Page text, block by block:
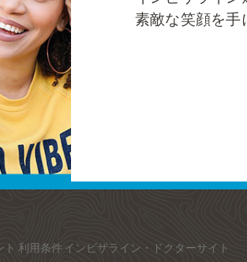
素敵な笑顔を手
ト 利用条件 インビザライン・ドクターサイト